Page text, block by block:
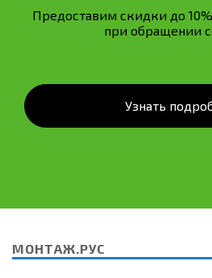
Предоставим скидки до
при обращении
Узнать
МОНТАЖ.РУС